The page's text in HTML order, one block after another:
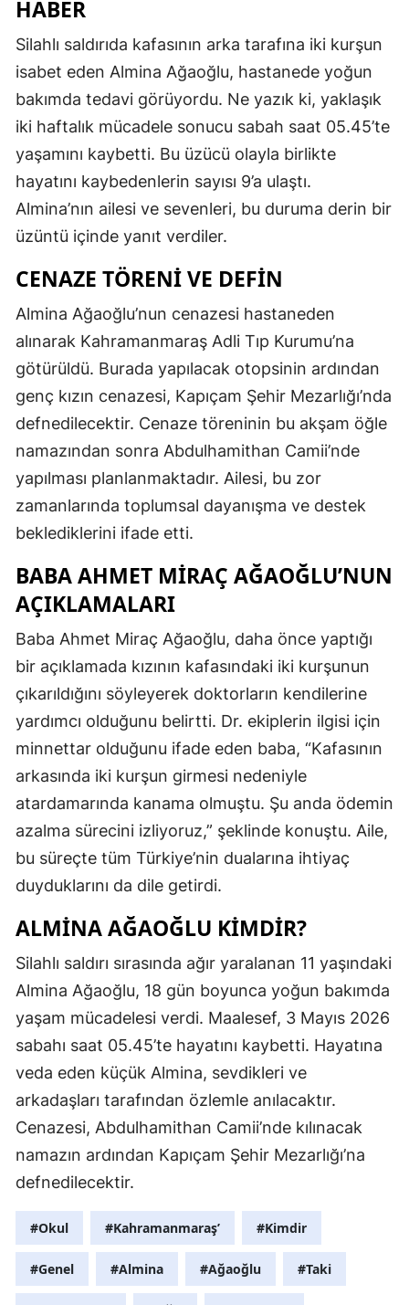
HABER
Silahlı saldırıda kafasının arka tarafına iki kurşun
isabet eden Almina Ağaoğlu, hastanede yoğun
bakımda tedavi görüyordu. Ne yazık ki, yaklaşık
iki haftalık mücadele sonucu sabah saat 05.45’te
yaşamını kaybetti. Bu üzücü olayla birlikte
hayatını kaybedenlerin sayısı 9’a ulaştı.
Almina’nın ailesi ve sevenleri, bu duruma derin bir
üzüntü içinde yanıt verdiler.
CENAZE TÖRENI VE DEFIN
Almina Ağaoğlu’nun cenazesi hastaneden
alınarak Kahramanmaraş Adli Tıp Kurumu’na
götürüldü. Burada yapılacak otopsinin ardından
genç kızın cenazesi, Kapıçam Şehir Mezarlığı’nda
defnedilecektir. Cenaze töreninin bu akşam öğle
namazından sonra Abdulhamithan Camii’nde
yapılması planlanmaktadır. Ailesi, bu zor
zamanlarında toplumsal dayanışma ve destek
beklediklerini ifade etti.
BABA AHMET MIRAÇ AĞAOĞLU’NUN
AÇIKLAMALARI
Baba Ahmet Miraç Ağaoğlu, daha önce yaptığı
bir açıklamada kızının kafasındaki iki kurşunun
çıkarıldığını söyleyerek doktorların kendilerine
yardımcı olduğunu belirtti. Dr. ekiplerin ilgisi için
minnettar olduğunu ifade eden baba, “Kafasının
arkasında iki kurşun girmesi nedeniyle
atardamarında kanama olmuştu. Şu anda ödemin
azalma sürecini izliyoruz,” şeklinde konuştu. Aile,
bu süreçte tüm Türkiye’nin dualarına ihtiyaç
duyduklarını da dile getirdi.
ALMINA AĞAOĞLU KIMDIR?
Silahlı saldırı sırasında ağır yaralanan 11 yaşındaki
Almina Ağaoğlu, 18 gün boyunca yoğun bakımda
yaşam mücadelesi verdi. Maalesef, 3 Mayıs 2026
sabahı saat 05.45’te hayatını kaybetti. Hayatına
veda eden küçük Almina, sevdikleri ve
arkadaşları tarafından özlemle anılacaktır.
Cenazesi, Abdulhamithan Camii’nde kılınacak
namazın ardından Kapıçam Şehir Mezarlığı’na
defnedilecektir.
#Okul #Kahramanmaraş’ #Kimdir
#Genel #Almina #Ağaoğlu #Taki